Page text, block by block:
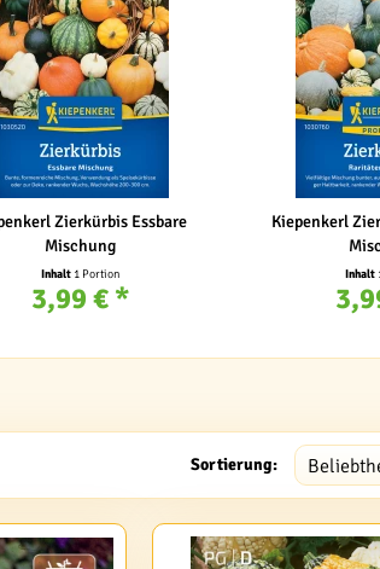
Zierkürbis Essbare
Mischung
Inhalt 1 Portion
3,99 € *
Kiepenkerl
Inhalt
Sortierung: